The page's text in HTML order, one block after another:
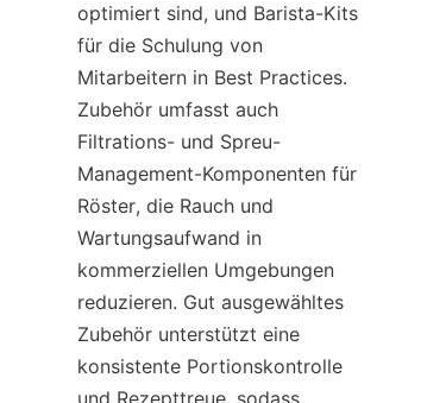
optimiert sind, und Barista-Kits
für die Schulung von
Mitarbeitern in Best Practices.
Zubehör umfasst auch
Filtrations- und Spreu-
Management-Komponenten für
Röster, die Rauch und
Wartungsaufwand in
kommerziellen Umgebungen
reduzieren. Gut ausgewähltes
Zubehör unterstützt eine
konsistente Portionskontrolle